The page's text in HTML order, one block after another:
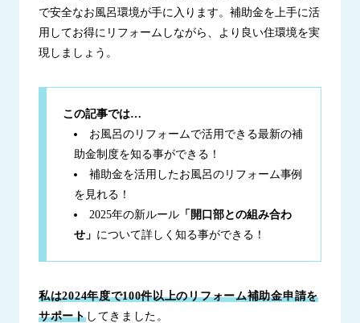
で安全なお風呂環境が手に入ります。補助金を上手に活
用してお得にリフォームしながら、より良い住環境を実
現しましょう。
この記事では…
お風呂のリフォームで活用できる最新の補
助金制度を知る事ができる！
補助金を活用したお風呂のリフォーム事例
を見れる！
2025年の新ルール 「開口部との組み合わ
せ」 について詳しく知る事ができる！
私は2024年度で100件以上のリフォーム補助金申請を
サポートしてきました。